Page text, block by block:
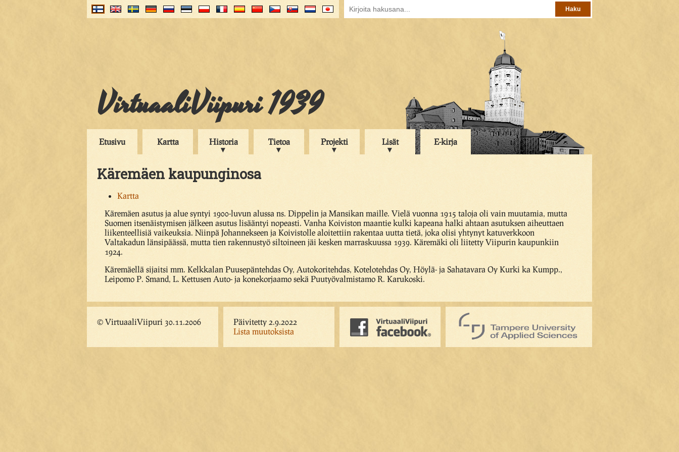
VirtuaaliViipuri 1939
Etusivu Kartta Historia Tietoa Projekti Lisät E-kirja
Käremäen kaupunginosa
Kartta
Käremäen asutus ja alue syntyi 1900-luvun alussa ns. Dippelin ja Mansikan maille. Vielä vuonna 1915 taloja oli vain muutamia, mutta
Suomen itsenäistymisen jälkeen asutus lisääntyi nopeasti. Vanha Koiviston maantie kulki kapeana halki ahtaan asutuksen aiheuttaen
liikenteellisiä vaikeuksia. Niinpä Johannekseen ja Koivistolle aloitettiin rakentaa uutta tietä, joka olisi yhtynyt katuverkkoon
Valtakadun länsipäässä, mutta tien rakennustyö siltoineen jäi kesken marraskuussa 1939. Käremäki oli liitetty Viipurin kaupunkiin
1924.
Käremäellä sijaitsi mm. Kelkkalan Puusepäntehdas Oy, Autokoritehdas, Kotelotehdas Oy, Höylä- ja Sahatavara Oy Kurki ka Kumpp.,
Leipomo P. Smand, L. Kettusen Auto- ja konekorjaamo sekä Puutyövalmistamo R. Karukoski.
© VirtuaaliViipuri 30.11.2006
Päivitetty 2.9.2022
Lista muutoksista